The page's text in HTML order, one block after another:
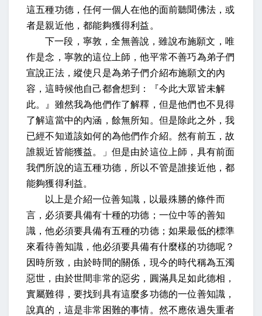
這五種功德，任何一個人在他的面前聽聞佛法，或
者是親近他，都能夠獲得利益。
下一段， 寧敦，全無善說，雖說布施願文，唯
作是念 ，寧敦的這位上師，他平常不善巧為弟子們
宣說正法，縱使只是為弟子們介紹布施願文的內
容，這時候他自己都會想到：
『今此大眾皆未解
此。』 雖然我為他們作了解釋，但是他們也不見得
了解這當中的內涵， 餘無所知 。但是除此之外，我
已經不知道該如何的為他們作介紹。然有前五，故
誰親近皆能獲益。」 但是由於這位上師，具有前面
我們所說的這五種功德，所以不管是誰接近他，都
能夠獲得利益。
以上是介紹一位善知識，以最殊勝的條件而
言，必須要具備有十種的功德；一位中等的善知
識，他必須要具備有五種的功德；如果最低的標準
來看待善知識，他必須要具備有什麼樣的功德呢？
因時所致，由於時間的關係，現今的時代稱為五濁
惡世，由於世間非常的惡劣， 圓滿具足如此德相，
實屬難得，要找到具有這麼多功德的一位善知識，
說真的，這是非常困難的事情。 然不應依過失重者